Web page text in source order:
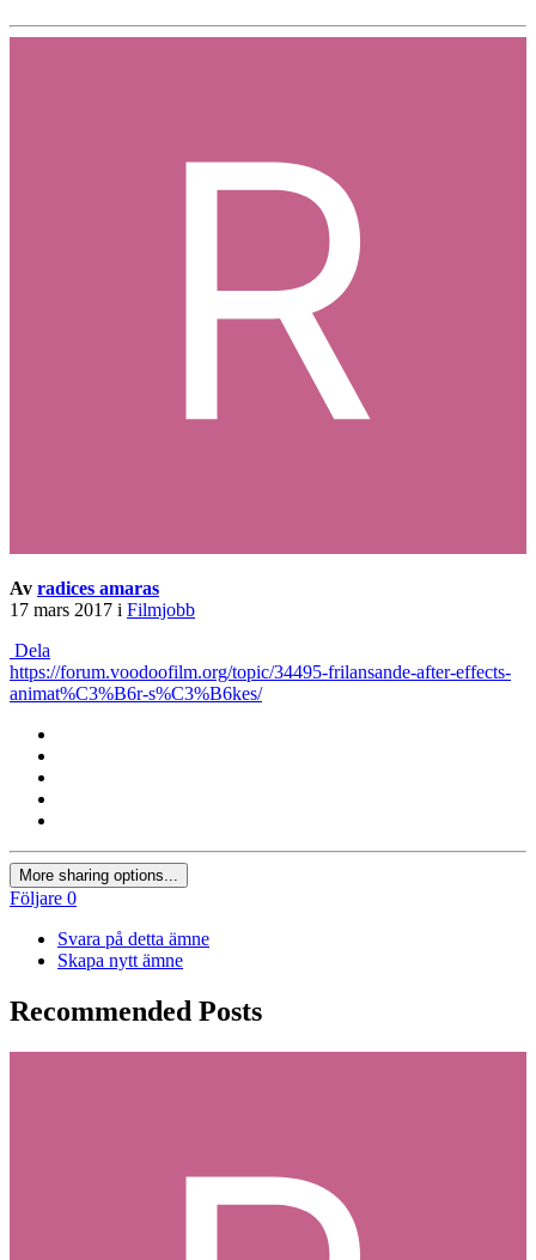
Av radices amaras
17 mars 2017 i Filmjobb
Dela
https://forum.voodoofilm.org/topic/34495-frilansande-after-effects-
animat%C3%B6r-s%C3%B6kes/
More sharing options...
Följare 0
Svara på detta ämne
Skapa nytt ämne
Recommended Posts